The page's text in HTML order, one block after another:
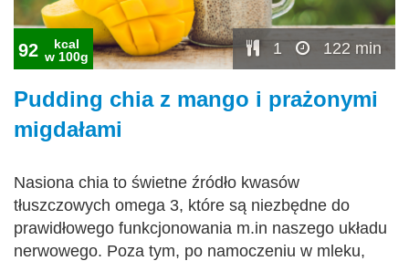
92
kcal
w 100g
1 122 min
Pudding chia z mango i prażonymi
migdałami
Nasiona chia to świetne źródło kwasów
tłuszczowych omega 3, które są niezbędne do
prawidłowego funkcjonowania m.in naszego układu
nerwowego. Poza tym, po namoczeniu w mleku,